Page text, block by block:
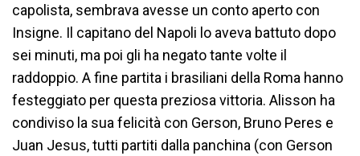
capolista, sembrava avesse un conto aperto con
Insigne. Il capitano del Napoli lo aveva battuto dopo
sei minuti, ma poi gli ha negato tante volte il
raddoppio. A fine partita i brasiliani della Roma hanno
festeggiato per questa preziosa vittoria. Alisson ha
condiviso la sua felicità con Gerson, Bruno Peres e
Juan Jesus, tutti partiti dalla panchina (con Gerson